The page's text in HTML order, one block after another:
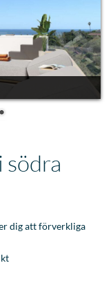
dig att förverkliga
köpa en
i Spanien med
är